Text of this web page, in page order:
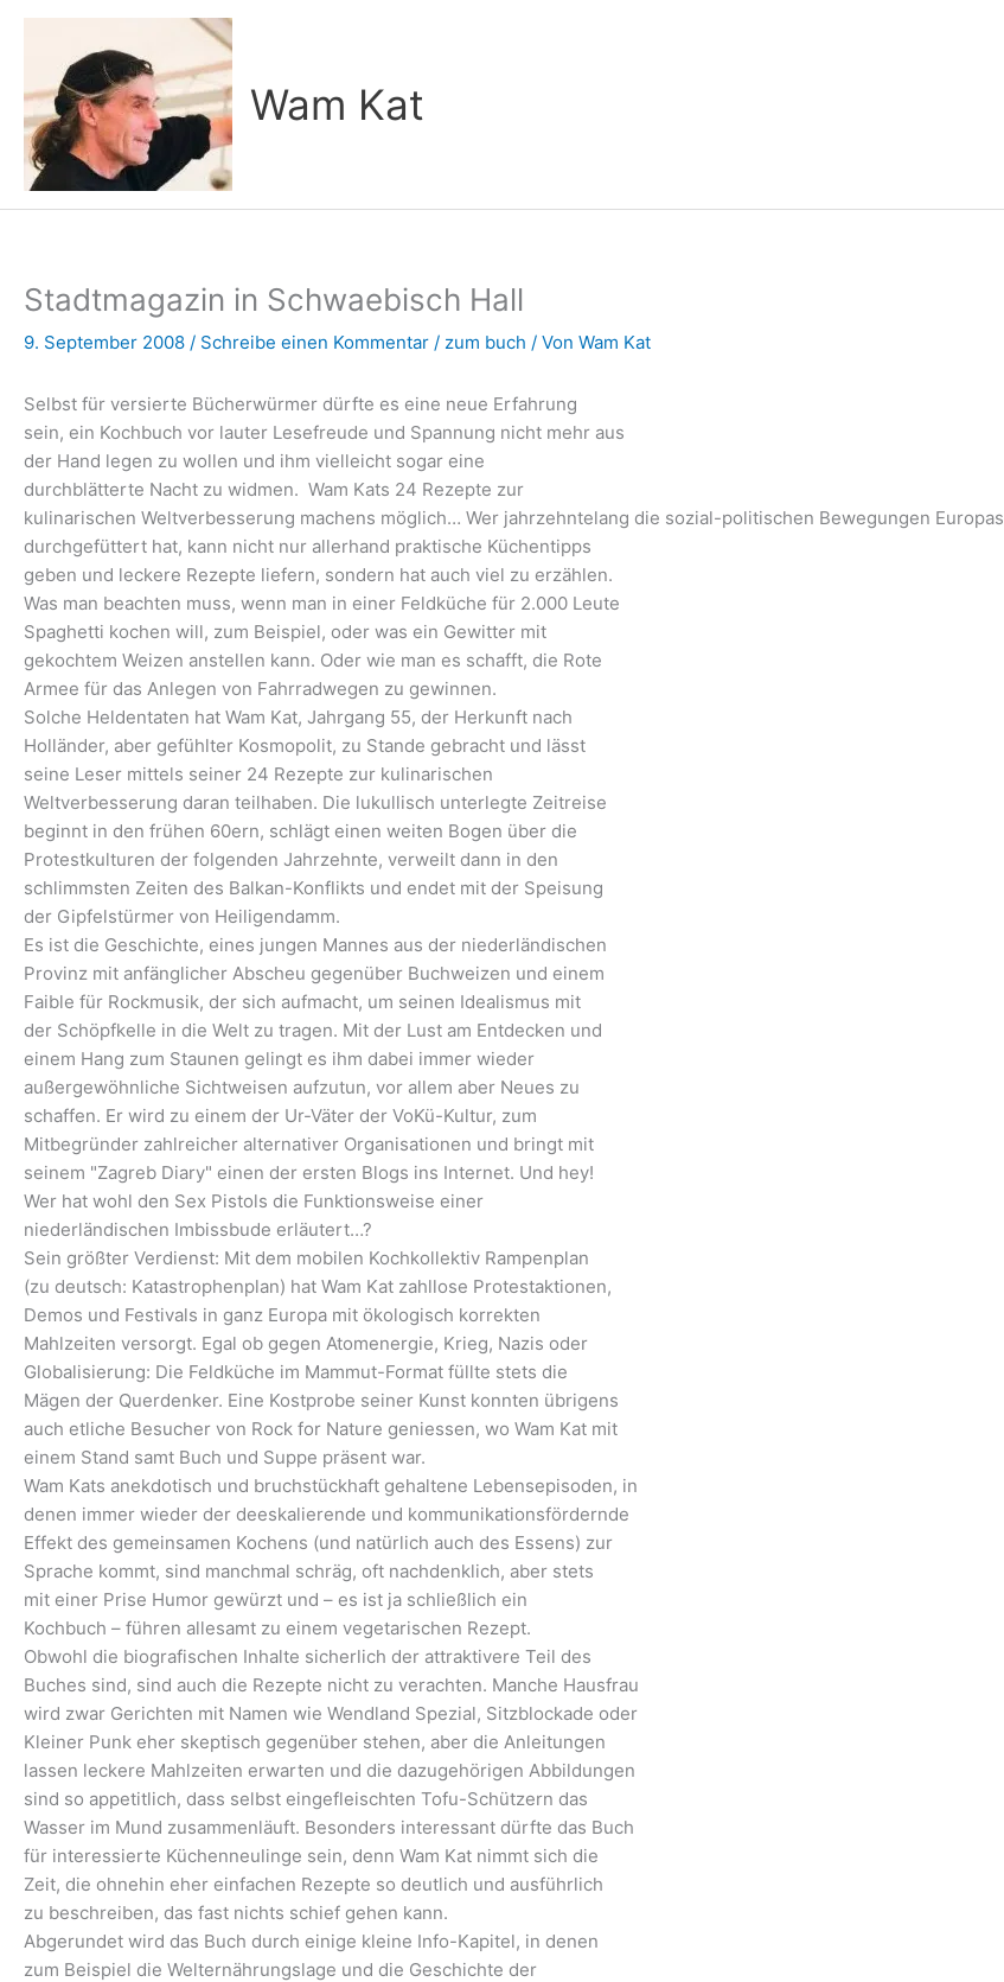
Zum
springen
Wam Kat
Stadtmagazin in Schwaebisch Hall
9. September 2008 / Schreibe einen Kommentar / zum buch / Von Wam Kat
Selbst für versierte Bücherwürmer dürfte es eine neue Erfahrung
sein, ein Kochbuch vor lauter Lesefreude und Spannung nicht mehr aus
der Hand legen zu wollen und ihm vielleicht sogar eine
durchblätterte Nacht zu widmen. Wam Kats 24 Rezepte zur
kulinarischen Weltverbesserung machens möglich… Wer jahrzehntelang die sozial-politischen Bewegungen Europas
durchgefüttert hat, kann nicht nur allerhand praktische Küchentipps
geben und leckere Rezepte liefern, sondern hat auch viel zu erzählen.
Was man beachten muss, wenn man in einer Feldküche für 2.000 Leute
Spaghetti kochen will, zum Beispiel, oder was ein Gewitter mit
gekochtem Weizen anstellen kann. Oder wie man es schafft, die Rote
Armee für das Anlegen von Fahrradwegen zu gewinnen.
Solche Heldentaten hat Wam Kat, Jahrgang 55, der Herkunft nach
Holländer, aber gefühlter Kosmopolit, zu Stande gebracht und lässt
seine Leser mittels seiner 24 Rezepte zur kulinarischen
Weltverbesserung daran teilhaben. Die lukullisch unterlegte Zeitreise
beginnt in den frühen 60ern, schlägt einen weiten Bogen über die
Protestkulturen der folgenden Jahrzehnte, verweilt dann in den
schlimmsten Zeiten des Balkan-Konflikts und endet mit der Speisung
der Gipfelstürmer von Heiligendamm.
Es ist die Geschichte, eines jungen Mannes aus der niederländischen
Provinz mit anfänglicher Abscheu gegenüber Buchweizen und einem
Faible für Rockmusik, der sich aufmacht, um seinen Idealismus mit
der Schöpfkelle in die Welt zu tragen. Mit der Lust am Entdecken und
einem Hang zum Staunen gelingt es ihm dabei immer wieder
außergewöhnliche Sichtweisen aufzutun, vor allem aber Neues zu
schaffen. Er wird zu einem der Ur-Väter der VoKü-Kultur, zum
Mitbegründer zahlreicher alternativer Organisationen und bringt mit
seinem "Zagreb Diary" einen der ersten Blogs ins Internet. Und hey!
Wer hat wohl den Sex Pistols die Funktionsweise einer
niederländischen Imbissbude erläutert…?
Sein größter Verdienst: Mit dem mobilen Kochkollektiv Rampenplan
(zu deutsch: Katastrophenplan) hat Wam Kat zahllose Protestaktionen,
Demos und Festivals in ganz Europa mit ökologisch korrekten
Mahlzeiten versorgt. Egal ob gegen Atomenergie, Krieg, Nazis oder
Globalisierung: Die Feldküche im Mammut-Format füllte stets die
Mägen der Querdenker. Eine Kostprobe seiner Kunst konnten übrigens
auch etliche Besucher von Rock for Nature geniessen, wo Wam Kat mit
einem Stand samt Buch und Suppe präsent war.
Wam Kats anekdotisch und bruchstückhaft gehaltene Lebensepisoden, in
denen immer wieder der deeskalierende und kommunikationsfördernde
Effekt des gemeinsamen Kochens (und natürlich auch des Essens) zur
Sprache kommt, sind manchmal schräg, oft nachdenklich, aber stets
mit einer Prise Humor gewürzt und – es ist ja schließlich ein
Kochbuch – führen allesamt zu einem vegetarischen Rezept.
Obwohl die biografischen Inhalte sicherlich der attraktivere Teil des
Buches sind, sind auch die Rezepte nicht zu verachten. Manche Hausfrau
wird zwar Gerichten mit Namen wie Wendland Spezial, Sitzblockade oder
Kleiner Punk eher skeptisch gegenüber stehen, aber die Anleitungen
lassen leckere Mahlzeiten erwarten und die dazugehörigen Abbildungen
sind so appetitlich, dass selbst eingefleischten Tofu-Schützern das
Wasser im Mund zusammenläuft. Besonders interessant dürfte das Buch
für interessierte Küchenneulinge sein, denn Wam Kat nimmt sich die
Zeit, die ohnehin eher einfachen Rezepte so deutlich und ausführlich
zu beschreiben, das fast nichts schief gehen kann.
Abgerundet wird das Buch durch einige kleine Info-Kapitel, in denen
zum Beispiel die Welternährungslage und die Geschichte der